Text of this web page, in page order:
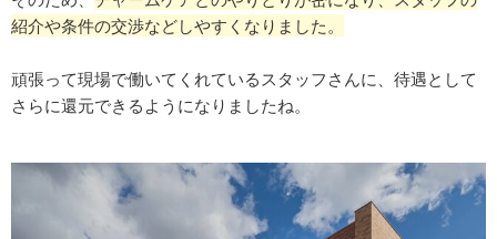
紹介や条件の交渉などしやすくなりました。
頑張って現場で働いてくれているスタッフさんに、待遇として
さらに還元できるようになりましたね。